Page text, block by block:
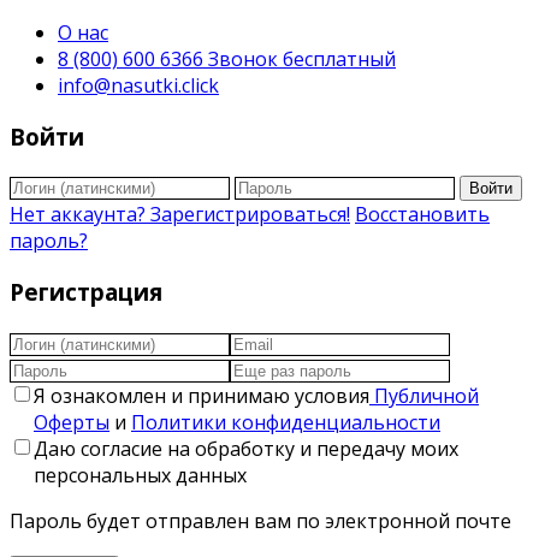
О нас
8 (800) 600 6366 Звонок бесплатный
info@nasutki.click
Войти
Войти
Нет аккаунта? Зарегистрироваться! Восстановить
пароль?
Регистрация
Я ознакомлен и принимаю условия Публичной
Оферты и Политики конфиденциальности
Даю согласие на обработку и передачу моих
персональных данных
Пароль будет отправлен вам по электронной почте